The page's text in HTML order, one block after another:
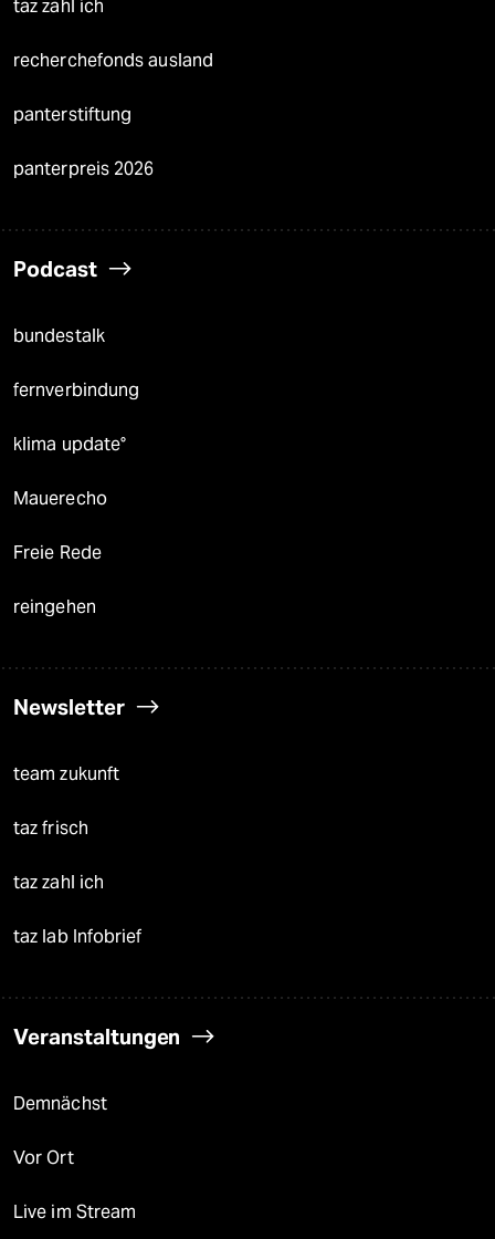
taz zahl ich
recherchefonds ausland
panterstiftung
panterpreis 2026
Podcast
bundestalk
fernverbindung
klima update°
Mauerecho
Freie Rede
reingehen
Newsletter
team zukunft
taz frisch
taz zahl ich
taz lab Infobrief
Veranstaltungen
Demnächst
Vor Ort
Live im Stream